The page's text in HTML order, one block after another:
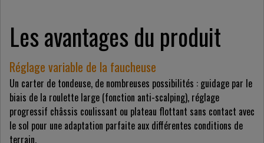
Les avantages du produit
Réglage variable de la faucheuse
Un carter de tondeuse, de nombreuses possibilités : guidage par le
biais de la roulette large (fonction anti-scalping), réglage
progressif châssis coulissant ou plateau flottant sans contact avec
le sol pour une adaptation parfaite aux différentes conditions de
terrain.